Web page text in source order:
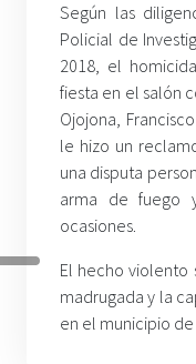
Según las
Policial de
2018, el
fiesta en el salón
Ojojona,
le hizo un
una disputa
arma de fuego
ocasiones.
El hecho violento
madrugada y la
en el municipio de